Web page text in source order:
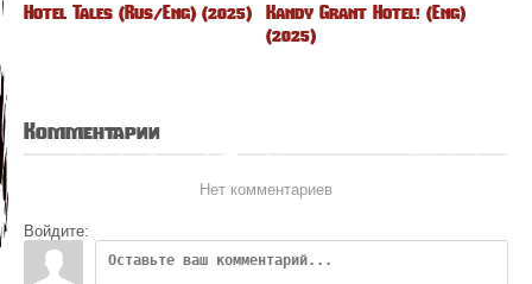
Hotel Tales (Rus/Eng) (2025)
Kandy Grant Hotel! (Eng)
(2025)
Комментарии
Нет комментариев
Войдите: